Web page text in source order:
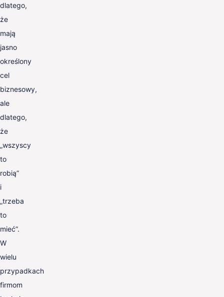
dlatego,
że
mają
jasno
określony
cel
biznesowy,
ale
dlatego,
że
„wszyscy
to
robią”
i
„trzeba
to
mieć”.
W
wielu
przypadkach
firmom